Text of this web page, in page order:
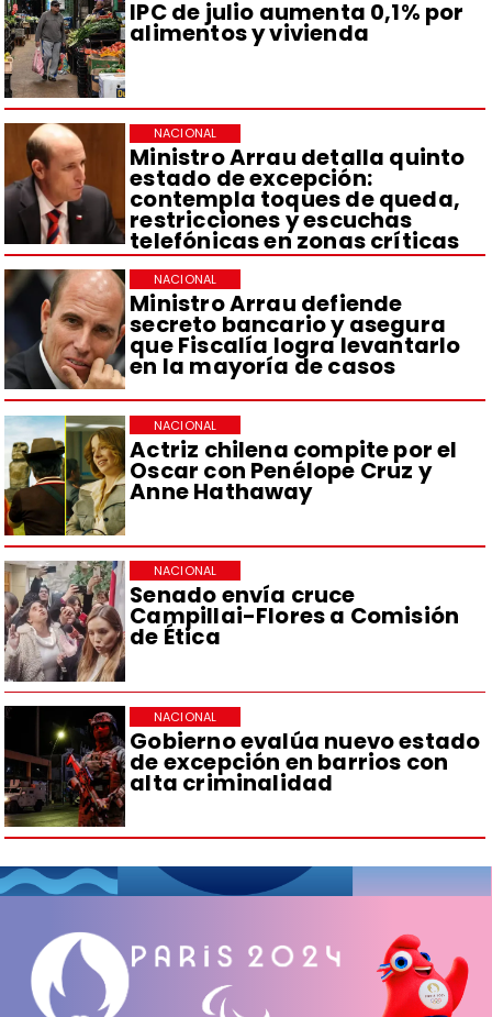
IPC de julio aumenta 0,1% por
alimentos y vivienda
Ministro Arrau detalla quinto
estado de excepción:
contempla toques de queda,
restricciones y escuchas
telefónicas en zonas críticas
NACIONAL
Ministro Arrau defiende
secreto bancario y asegura
que Fiscalía logra levantarlo
en la mayoría de casos
NACIONAL
Actriz chilena compite por el
Oscar con Penélope Cruz y
Anne Hathaway
NACIONAL
Senado envía cruce
Campillai-Flores a Comisión
de Ética
NACIONAL
Gobierno evalúa nuevo estado
de excepción en barrios con
alta criminalidad
NACIONAL